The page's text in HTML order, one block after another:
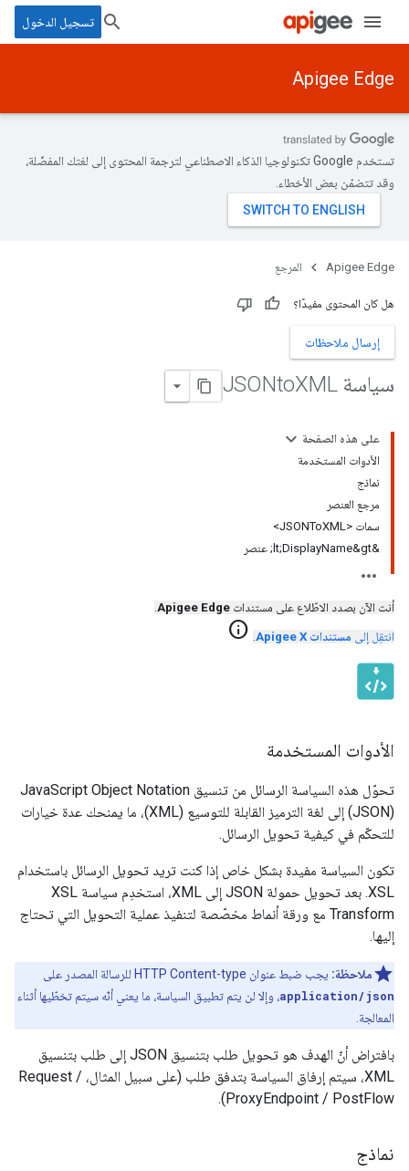
تسجيل الدخول
Apigee Edge
تستخدم Google تكنولوجيا الذكاء الاصطناعي لترجمة المحتوى إلى لغتك المفضّلة،
وقد تتضمّن بعض الأخطاء.
Apigee Edge المرجع
هل كان المحتوى مفيدًا؟
إرسال ملاحظات
سياسة JSONtoXML
على هذه الصفحة
الأدوات المستخدمة
نماذج
مرجع العنصر
سمات <JSONToXML>
&lt;DisplayName&gt; عنصر
أنت الآن بصدد الاطّلاع على مستندات Apigee Edge
.
انتقِل إلى مستندات Apigee X .
info
الأدوات المستخدمة
تحوّل هذه السياسة الرسائل من تنسيق JavaScript Object Notation
(JSON) إلى لغة الترميز القابلة للتوسيع (XML)، ما يمنحك عدة خيارات
للتحكّم في كيفية تحويل الرسائل.
تكون السياسة مفيدة بشكل خاص إذا كنت تريد تحويل الرسائل باستخدام
XSL. بعد تحويل حمولة JSON إلى XML، استخدِم سياسة XSL
Transform مع ورقة أنماط مخصّصة لتنفيذ عملية التحويل التي تحتاج
إليها.
ملاحظة: يجب ضبط عنوان HTTP Content-type للرسالة المصدر على
application/json، وإلا لن يتم تطبيق السياسة، ما يعني أنّه سيتم تخطّيها أثناء
المعالجة.
بافتراض أنّ الهدف هو تحويل طلب بتنسيق JSON إلى طلب بتنسيق
XML، سيتم إرفاق السياسة بتدفق طلب (على سبيل المثال، Request /
ProxyEndpoint / PostFlow).
نماذج